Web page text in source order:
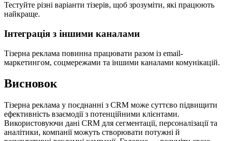
Тестуйте різні варіанти тізерів, щоб зрозуміти, які працюють
найкраще.
Інтеграція з іншими каналами
Тізерна реклама повинна працювати разом із email-
маркетингом, соцмережами та іншими каналами комунікацій.
Висновок
Тізерна реклама у поєднанні з CRM може суттєво підвищити
ефективність взаємодії з потенційними клієнтами.
Використовуючи дані CRM для сегментації, персоналізації та
аналітики, компанії можуть створювати потужні й